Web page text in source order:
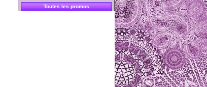
Toutes les promos